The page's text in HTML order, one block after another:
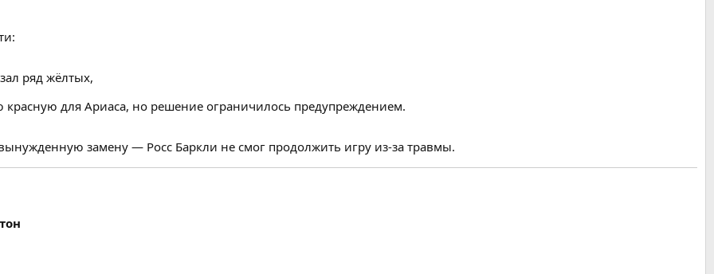
ряд жёлтых,
красную для Ариаса, но решение ограничилось предупреждением.
замену — Росс Баркли не смог продолжить игру из-за травмы.